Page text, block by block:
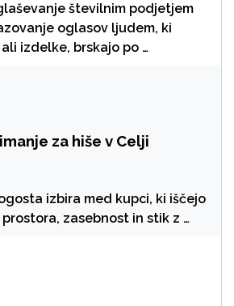
številnim podjetjem
oglasov ljudem, ki
izdelke, brskajo po …
za hiše v Celji
izbira med kupci, ki iščejo
zasebnost in stik z …